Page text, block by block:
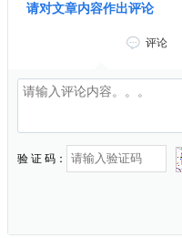
请对文章内容作出评论
评论
验 证 码：